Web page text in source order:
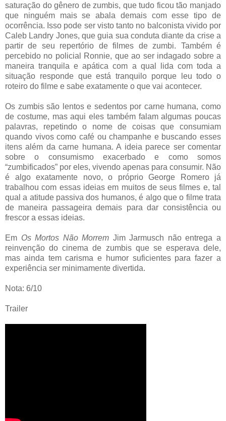
saturação do gênero de zumbis, que tudo ficou tão manjado
que ninguém mais se abala demais com esse tipo de
ocorrência. Isso pode ser visto tanto no balconista vivido por
Caleb Landry Jones, que guia sua conduta diante da crise a
partir de seu repertório de filmes de zumbi. Também é
percebido no policial Ronnie, que ao ser indagado sobre a
maneira tranquila e apática com a qual lida com toda a
situação responde que está tranquilo porque leu todo o
roteiro do filme e sabe exatamente o que vai acontecer.
Os zumbis são lentos e sedentos por carne humana, como
de costume, mas aqui eles também falam algumas poucas
palavras, repetindo o nome de coisas que consumiam
quando vivos como café ou champanhe e buscando esses
itens além da carne humana. A ideia parece ser comentar
sobre o consumismo exacerbado e como somos
“zumbificados” por eles, vivendo apenas para consumir. Não
é algo exatamente novo, o próprio George Romero já
trabalhou com essas ideias em muitos de seus filmes e, tal
qual a atitude passiva dos humanos, é algo que o filme trata
de maneira passageira demais para dar consistência ou
frescor a essas ideias.
Em Os Mortos Não Morrem Jim Jarmusch não entrega a
reinvenção do cinema de zumbis que se esperava dele,
mas ainda tem carisma e humor suficientes para fazer a
experiência ser minimamente divertida.
Nota: 6/10
Trailer